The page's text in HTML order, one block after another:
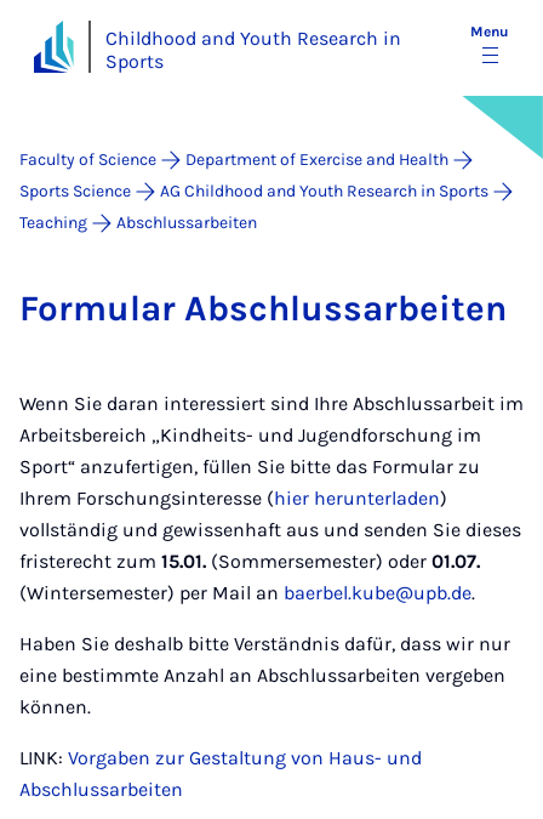
Childhood and Youth Research in
Sports
Menu
Faculty of Science
Department of Exercise and Health
Sports Science
AG Childhood and Youth Research in Sports
Teaching
Abschlussarbeiten
For­mu­lar Ab­schlus­sarbeiten
Wenn Sie daran interessiert sind Ihre Abschlussarbeit im
Arbeitsbereich „Kindheits- und Jugendforschung im
Sport“ anzufertigen, füllen Sie bitte das Formular zu
Ihrem Forschungsinteresse (hier herunterladen)
vollständig und gewissenhaft aus und senden Sie dieses
fristerecht zum 15.01. (Sommersemester) oder 01.07.
(Wintersemester) per Mail an baerbel.kube@upb.de.
Haben Sie deshalb bitte Verständnis dafür, dass wir nur
eine bestimmte Anzahl an Abschlussarbeiten vergeben
können.
LINK: Vorgaben zur Gestaltung von Haus- und
Abschlussarbeiten